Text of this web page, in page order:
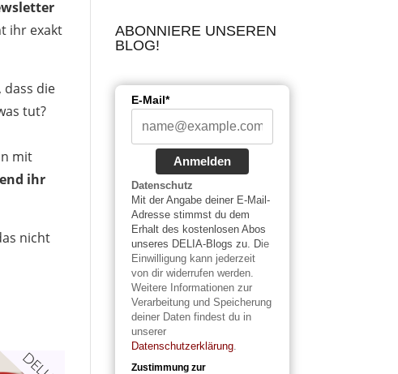
ihr exakt
die
tut?
mit
ihr
nicht
ABONNIERE UNSEREN
BLOG!
E-Mail*
Anmelden
Datenschutz
Mit der Angabe deiner E-Mail-
Adresse stimmst du dem
Erhalt des kostenlosen Abos
unseres DELIA-Blogs zu. Die
Einwilligung kann jederzeit
von dir widerrufen werden.
Weitere Informationen zur
Verarbeitung und Speicherung
deiner Daten findest du in
unserer
Datenschutzerklärung.
Zustimmung zur